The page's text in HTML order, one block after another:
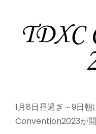
1月8日昼過ぎ～9日
Convention2023が